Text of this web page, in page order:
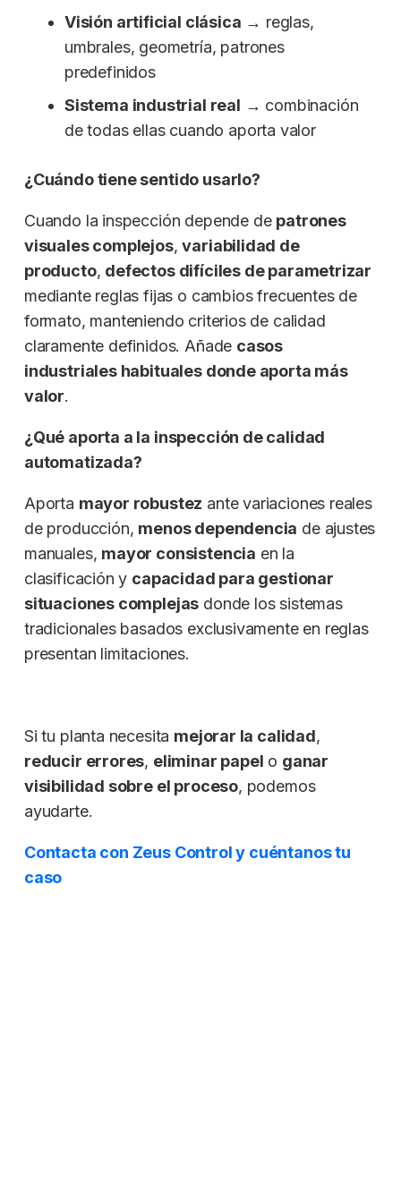
Visión artificial clásica → reglas,
umbrales, geometría, patrones
predefinidos
Sistema industrial real → combinación
de todas ellas cuando aporta valor
¿Cuándo tiene sentido usarlo?
Cuando la inspección depende de patrones
visuales complejos,variabilidad de
producto, defectos difíciles de parametrizar
mediante reglas fijas o cambios frecuentes de
formato, manteniendo criterios de calidad
claramente definidos. Añade casos
industriales habituales donde aporta más
valor.
¿Qué aporta a la inspección de calidad
automatizada?
Aporta mayor robustez ante variaciones reales
de producción, menos dependencia de ajustes
manuales, mayor consistencia en la
clasificación y capacidad para gestionar
situaciones complejas donde los sistemas
tradicionales basados exclusivamente en reglas
presentan limitaciones.
Si tu planta necesita mejorar la calidad,
reducir errores, eliminar papel o ganar
visibilidad sobre el proceso, podemos
ayudarte.
Contacta con Zeus Control y cuéntanos tu
caso